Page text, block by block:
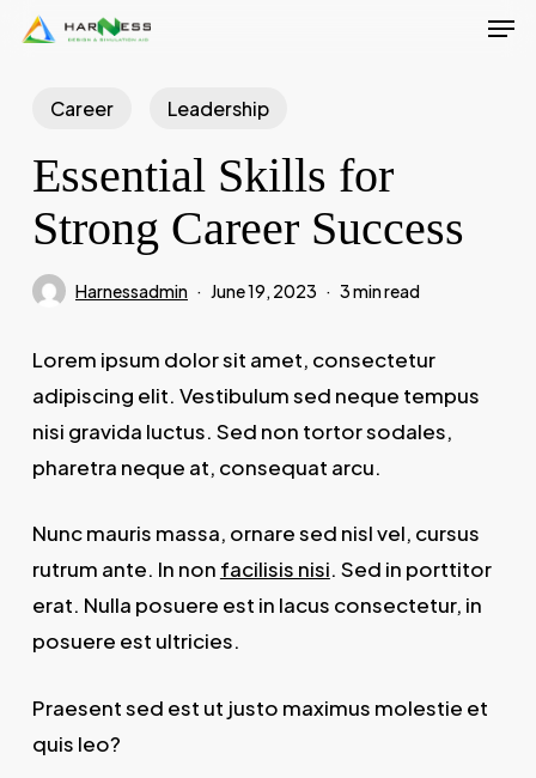
Skip
content
Career Leadership
Essential Skills for
Strong Career Success
Harnessadmin June 19, 2023 3 min read
Lorem ipsum dolor sit amet, consectetur
adipiscing elit. Vestibulum sed neque tempus
nisi gravida luctus. Sed non tortor sodales,
pharetra neque at, consequat arcu.
Nunc mauris massa, ornare sed nisl vel, cursus
rutrum ante. In non facilisis nisi. Sed in porttitor
erat. Nulla posuere est in lacus consectetur, in
posuere est ultricies.
Praesent sed est ut justo maximus molestie et
quis leo?